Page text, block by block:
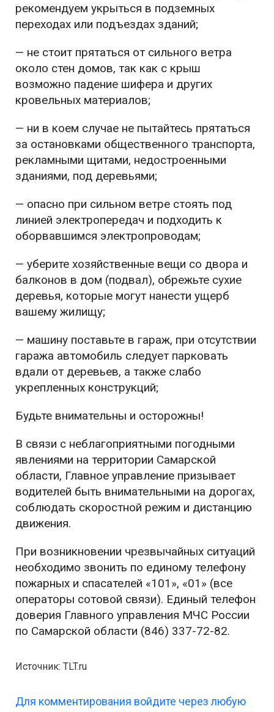
рекомендуем укрыться в подземных
переходах или подъездах зданий;
— не стоит прятаться от сильного ветра
около стен домов, так как с крыш
возможно падение шифера и других
кровельных материалов;
— ни в коем случае не пытайтесь прятаться
за остановками общественного транспорта,
рекламными щитами, недостроенными
зданиями, под деревьями;
— опасно при сильном ветре стоять под
линией электропередач и подходить к
оборвавшимся электропроводам;
— уберите хозяйственные вещи со двора и
балконов в дом (подвал), обрежьте сухие
деревья, которые могут нанести ущерб
вашему жилищу;
— машину поставьте в гараж, при отсутствии
гаража автомобиль следует парковать
вдали от деревьев, а также слабо
укрепленных конструкций;
Будьте внимательны и осторожны!
В связи с неблагоприятными погодными
явлениями на территории Самарской
области, Главное управление призывает
водителей быть внимательными на дорогах,
соблюдать скоростной режим и дистанцию
движения.
При возникновении чрезвычайных ситуаций
необходимо звонить по единому телефону
пожарных и спасателей «101», «01» (все
операторы сотовой связи). Единый телефон
доверия Главного управления МЧС России
по Самарской области (846) 337-72-82.
Источник: TLT.ru
Для комментирования войдите через любую